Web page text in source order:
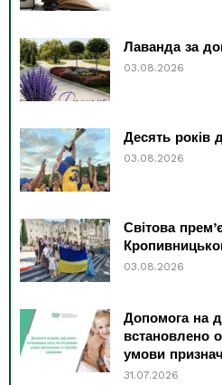
Лаванда за
03.08.2026
Десять років
03.08.2026
Світова
03.08.2026
Допомога на
встановлено
умови
31.07.2026